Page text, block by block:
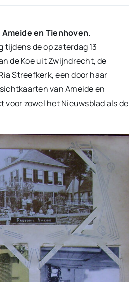
en Tienhoven.
de op zaterdag 13
de Koe uit Zwijndrecht, de
Streefkerk, een door haar
van Ameide en
zowel het Nieuwsblad als de